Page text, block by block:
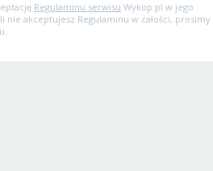
Regulaminu serwisu Wykop.pl w jego
nie akceptujesz Regulaminu w całości, prosimy